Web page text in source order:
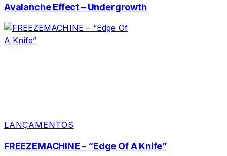
Avalanche Effect – Undergrowth
LANÇAMENTOS
FREEZEMACHINE – “Edge Of A Knife”